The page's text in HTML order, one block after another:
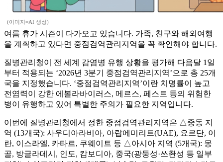
(이미지=AI 생성)
여름 휴가 시즌이 다가오고 있습니다. 가족, 친구와 해외여행
을 계획하고 있다면 중점검역관리지역을 꼭 확인해야 합니다.
​질병관리청이 전 세계 감염병 유행 상황을 평가해 다음달 1일
부터 적용되는 ‘2026년 3분기 중점검역관리지역’으로 총 25개
국을 지정했습니다. ​‘중점검역관리지역’이란 치명률이 높고
전염력이 강한 에볼라바이러스, 메르스, 페스트 등의 위험한
병이 유행하고 있어 특별한 주의가 필요한 지역입니다.
이번에 질병관리청에서 정한 중점검역관리지역은 △중동 지
역 (13개국): 사우디아라비아, 아랍에미리트(UAE), 요르단, 이
란, 이스라엘, 카타르, 쿠웨이트 등 △​아시아 지역 (5개국): 몽
골, 방글라데시, 인도, 캄보디아, 중국(광둥성·쓰촨성 등 일부